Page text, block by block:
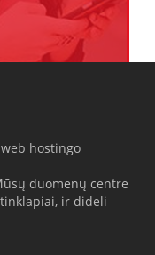
hostingo
duomenų centre
ir dideli